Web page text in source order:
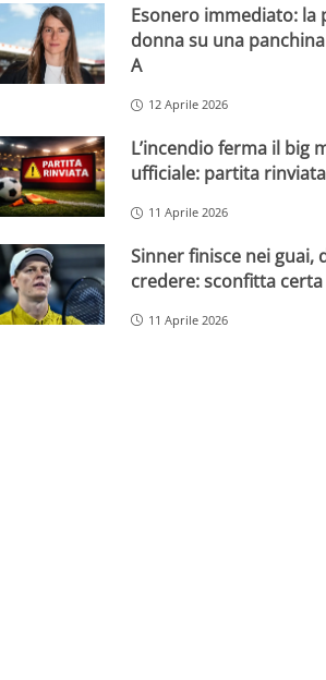
Esonero immediato: la
donna su una
A
12 Aprile 2026
L’incendio ferma il big
ufficiale: partita rinviata
11 Aprile 2026
Sinner finisce nei guai,
credere: sconfitta certa
11 Aprile 2026